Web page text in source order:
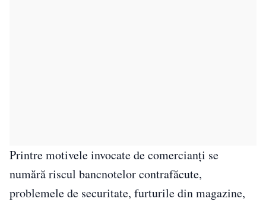
Printre motivele invocate de comercianți se
numără riscul bancnotelor contrafăcute,
problemele de securitate, furturile din magazine,